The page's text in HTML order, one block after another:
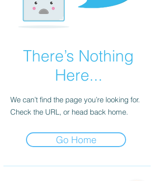
There’s Nothing
Here...
We can’t find the page you’re looking for.
Check the URL, or head back home.
Go Home